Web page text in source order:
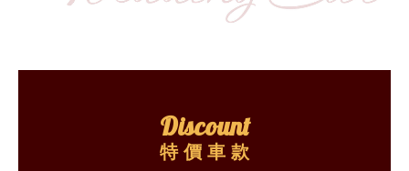
Discount
特價車款